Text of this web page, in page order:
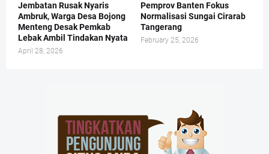
Jembatan Rusak Nyaris
Ambruk, Warga Desa Bojong
Menteng Desak Pemkab
Lebak Ambil Tindakan Nyata
April 28, 2026
Pemprov Banten Fokus
Normalisasi Sungai Cirarab
Tangerang
February 25, 2026